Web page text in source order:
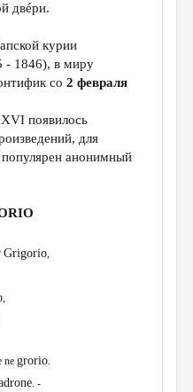
двéри.
курии
- 1846), в миру
со2 февраля
появилось
для
анонимный
Grigorio,
,
negrorio.
. -